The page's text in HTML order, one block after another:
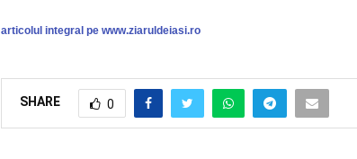
articolul integral pe www.ziaruldeiasi.ro
SHARE 0